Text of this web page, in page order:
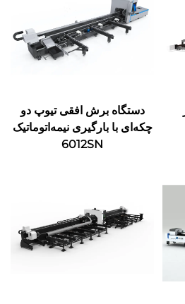
دستگاه برش افقی تیوپ دو
چکه‌ای با بارگیری نیمه‌اتوماتیک
6012SN